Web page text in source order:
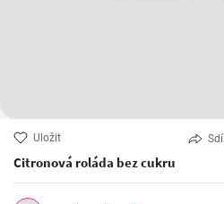
Uložit
Citronová roláda bez cukru